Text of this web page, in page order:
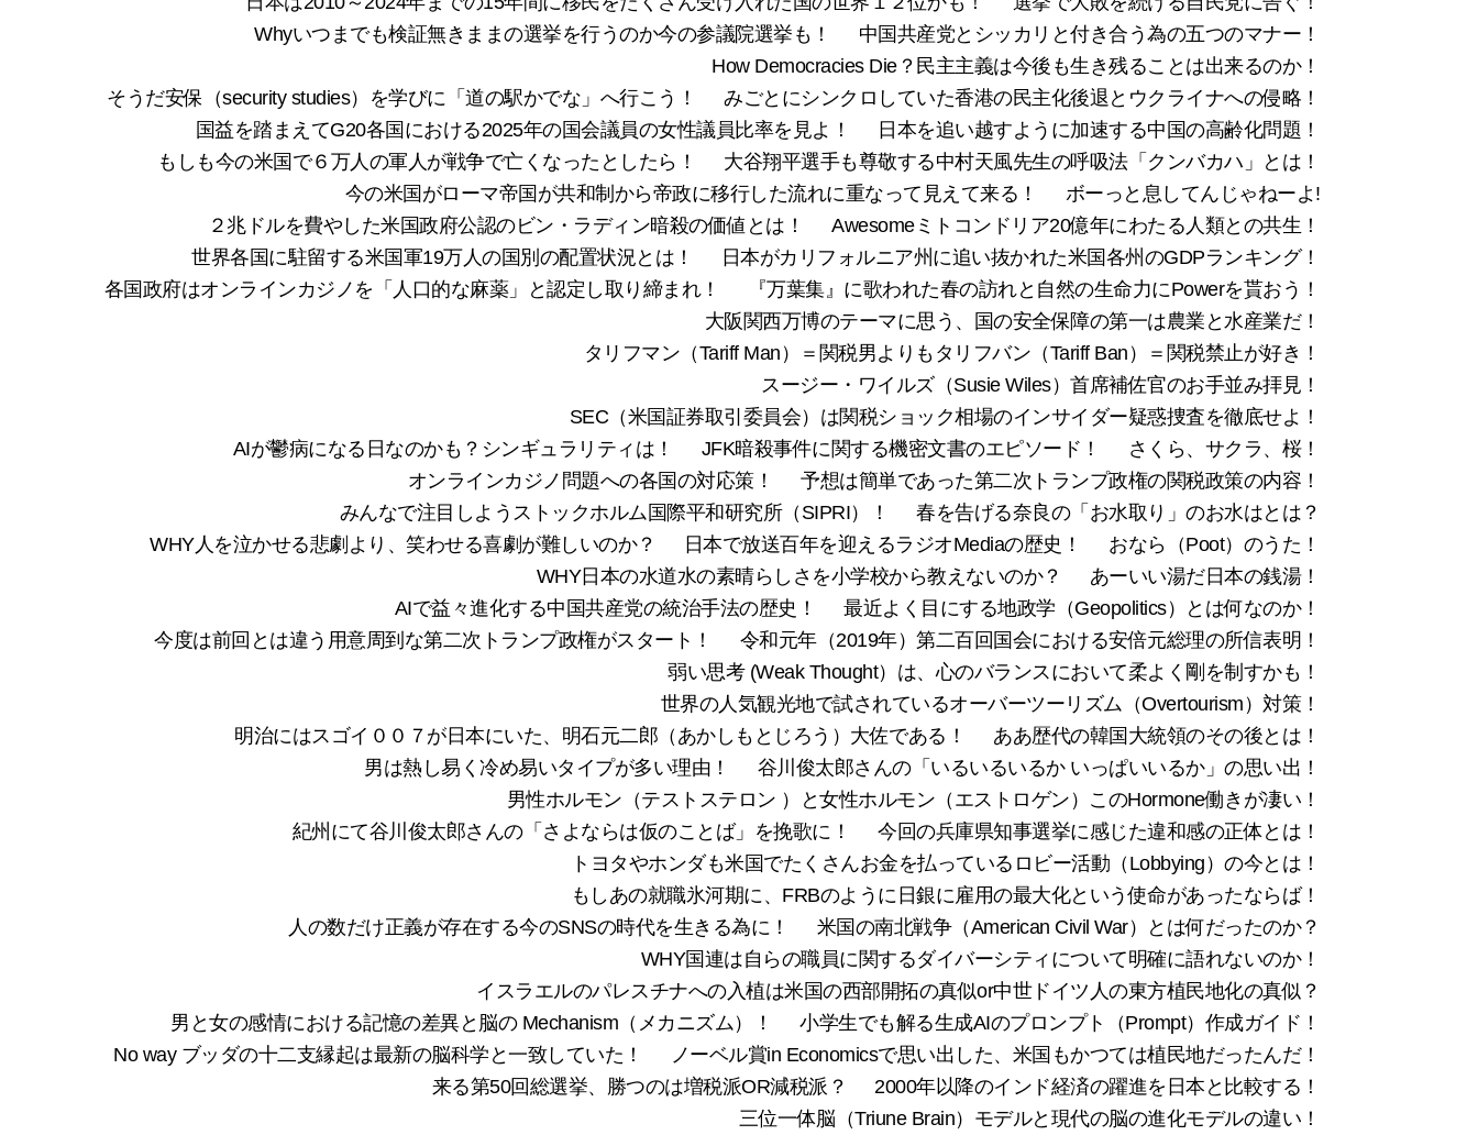
Whyいつまでも検証無きままの選挙を行うのか今の参議院選挙も！
中国共産党とシッカリと付き合う為の五つのマナー！
How Democracies Die？民主主義は今後も生き残ることは出来るのか！
そうだ安保（security studies）を学びに「道の駅かでな」へ行こう！
みごとにシンクロしていた香港の民主化後退とウクライナへの侵略！
国益を踏まえてG20各国における2025年の国会議員の女性議員比率を見よ！
日本を追い越すように加速する中国の高齢化問題！
もしも今の米国で６万人の軍人が戦争で亡くなったとしたら！
大谷翔平選手も尊敬する中村天風先生の呼吸法「クンバカハ」とは！
今の米国がローマ帝国が共和制から帝政に移行した流れに重なって見えて来る！
ボーっと息してんじゃねーよ!
２兆ドルを費やした米国政府公認のビン・ラディン暗殺の価値とは！
Awesomeミトコンドリア20億年にわたる人類との共生！
世界各国に駐留する米国軍19万人の国別の配置状況とは！
日本がカリフォルニア州に追い抜かれた米国各州のGDPランキング！
各国政府はオンラインカジノを「人口的な麻薬」と認定し取り締まれ！
『万葉集』に歌われた春の訪れと自然の生命力にPowerを貰おう！
大阪関西万博のテーマに思う、国の安全保障の第一は農業と水産業だ！
タリフマン（Tariff Man）＝関税男よりもタリフバン（Tariff Ban）＝関税禁止が好き！
スージー・ワイルズ（Susie Wiles）首席補佐官のお手並み拝見！
SEC（米国証券取引委員会）は関税ショック相場のインサイダー疑惑捜査を徹底せよ！
AIが鬱病になる日なのかも？シンギュラリティは！
JFK暗殺事件に関する機密文書のエピソード！
さくら、サクラ、桜！
オンラインカジノ問題への各国の対応策！
予想は簡単であった第二次トランプ政権の関税政策の内容！
みんなで注目しようストックホルム国際平和研究所（SIPRI）！
春を告げる奈良の「お水取り」のお水はとは？
WHY人を泣かせる悲劇より、笑わせる喜劇が難しいのか？
日本で放送百年を迎えるラジオMediaの歴史！
おなら（Poot）のうた！
WHY日本の水道水の素晴らしさを小学校から教えないのか？
あーいい湯だ日本の銭湯！
AIで益々進化する中国共産党の統治手法の歴史！
最近よく目にする地政学（Geopolitics）とは何なのか！
今度は前回とは違う用意周到な第二次トランプ政権がスタート！
令和元年（2019年）第二百回国会における安倍元総理の所信表明！
弱い思考 (Weak Thought）は、心のバランスにおいて柔よく剛を制すかも！
世界の人気観光地で試されているオーバーツーリズム（Overtourism）対策！
明治にはスゴイ００７が日本にいた、明石元二郎（あかしもとじろう）大佐である！
ああ歴代の韓国大統領のその後とは！
男は熱し易く冷め易いタイプが多い理由！
谷川俊太郎さんの「いるいるいるか いっぱいいるか」の思い出！
男性ホルモン（テストステロン ）と女性ホルモン（エストロゲン）このHormone働きが凄い！
紀州にて谷川俊太郎さんの「さよならは仮のことば」を挽歌に！
今回の兵庫県知事選挙に感じた違和感の正体とは！
トヨタやホンダも米国でたくさんお金を払っているロビー活動（Lobbying）の今とは！
もしあの就職氷河期に、FRBのように日銀に雇用の最大化という使命があったならば！
人の数だけ正義が存在する今のSNSの時代を生きる為に！
米国の南北戦争（American Civil War）とは何だったのか？
WHY国連は自らの職員に関するダイバーシティについて明確に語れないのか！
イスラエルのパレスチナへの入植は米国の西部開拓の真似or中世ドイツ人の東方植民地化の真似？
男と女の感情における記憶の差異と脳の Mechanism（メカニズム）！
小学生でも解る生成AIのプロンプト（Prompt）作成ガイド！
No way ブッダの十二支縁起は最新の脳科学と一致していた！
ノーベル賞in Economicsで思い出した、米国もかつては植民地だったんだ！
来る第50回総選挙、勝つのは増税派OR減税派？
2000年以降のインド経済の躍進を日本と比較する！
三位一体脳（Triune Brain）モデルと現代の脳の進化モデルの違い！